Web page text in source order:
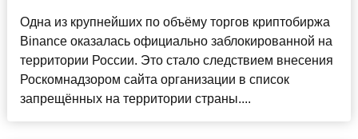
Одна из крупнейших по объёму торгов криптобиржа
Binance оказалась официально заблокированной на
территории России. Это стало следствием внесения
Роскомнадзором сайта организации в список
запрещённых на территории страны....